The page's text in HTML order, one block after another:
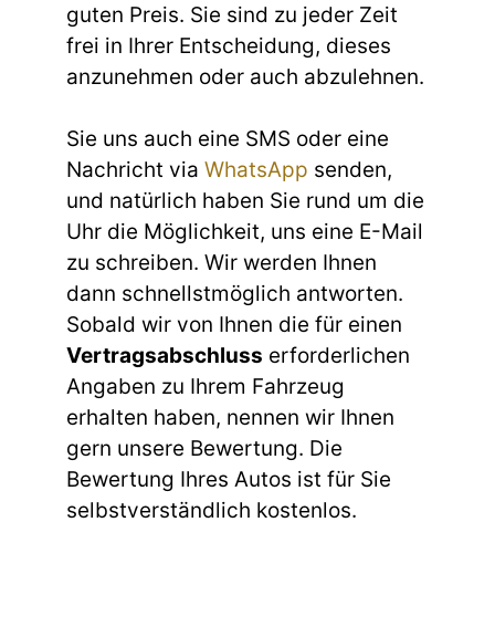
guten Preis. Sie sind zu jeder Zeit
frei in Ihrer Entscheidung, dieses
anzunehmen oder auch abzulehnen.
Sie uns auch eine SMS oder eine
Nachricht via WhatsApp senden,
und natürlich haben Sie rund um die
Uhr die Möglichkeit, uns eine E-Mail
zu schreiben. Wir werden Ihnen
dann schnellstmöglich antworten.
Sobald wir von Ihnen die für einen
Vertragsabschluss erforderlichen
Angaben zu Ihrem Fahrzeug
erhalten haben, nennen wir Ihnen
gern unsere Bewertung. Die
Bewertung Ihres Autos ist für Sie
selbstverständlich kostenlos.